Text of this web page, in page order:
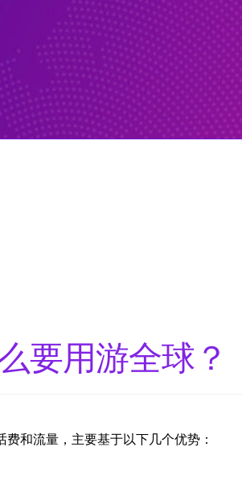
要用游全球？
和流量，主要基于以下几个优势：